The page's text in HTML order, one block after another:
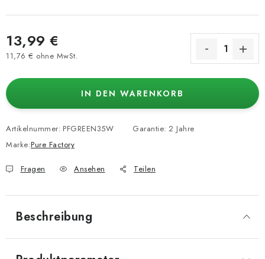
13,99 €
11,76 € ohne MwSt.
IN DEN WARENKORB
Artikelnummer: PFGREEN35W
Marke:Pure Factory
Garantie: 2 Jahre
Fragen Ansehen Teilen
Beschreibung